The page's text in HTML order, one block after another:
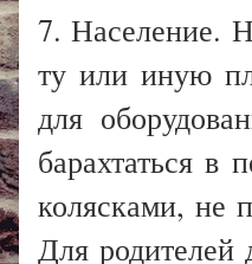
7. Население.
ту или иную
для
барахтаться в
колясками, не
Для родителей